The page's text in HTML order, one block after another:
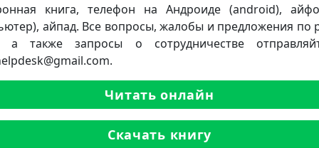
книга, телефон на Андроиде (android),
айпад. Все вопросы, жалобы и предложения по
а также запросы о сотрудничестве
Читать онлайн
Скачать книгу